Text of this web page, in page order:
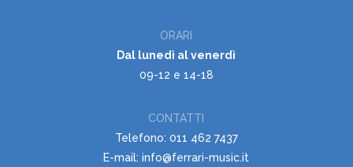
ORARI
Dal lunedì al venerdì
09-12 e 14-18
CONTATTI
Telefono: 011 462 7437
E-mail: info@ferrari-music.it